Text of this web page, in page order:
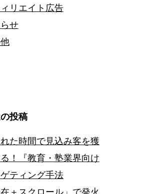
リエイト広告
せ
投稿
た時間で見込み客を獲
！『教育・塾業界向け
ティング手法